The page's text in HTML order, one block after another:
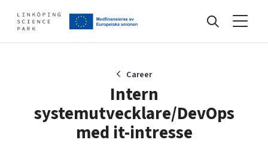
Find your network
Career
Intern
systemutvecklare/DevOps
med it-intresse